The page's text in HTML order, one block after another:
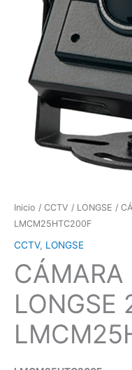
Inicio / CCTV / LONGSE /
LMCM25HTC200F
CCTV, LONGSE
CÁMARA
LONGSE